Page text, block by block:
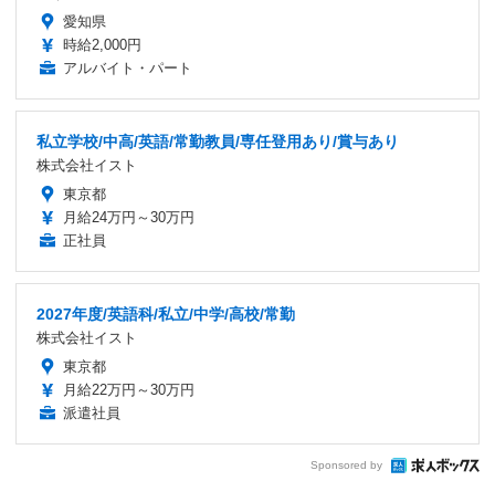
愛知県
時給2,000円
アルバイト・パート
私立学校/中高/英語/常勤教員/専任登用あり/賞与あり
株式会社イスト
東京都
月給24万円～30万円
正社員
2027年度/英語科/私立/中学/高校/常勤
株式会社イスト
東京都
月給22万円～30万円
派遣社員
Sponsored by